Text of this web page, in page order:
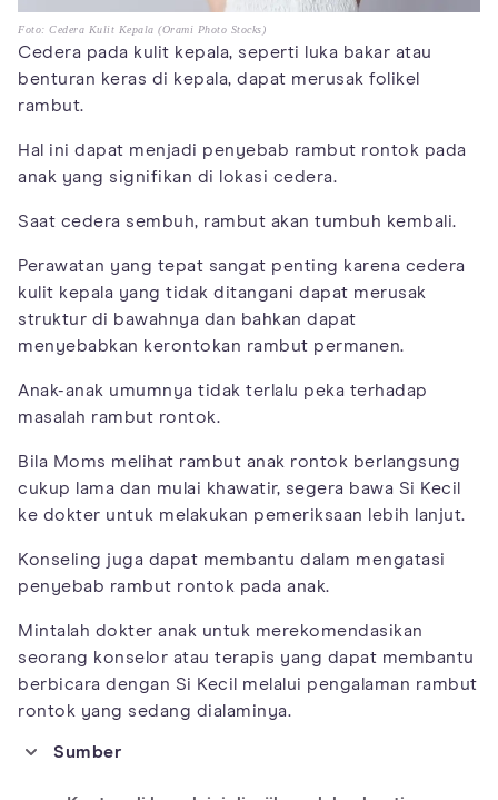
Foto: Cedera Kulit Kepala (Orami Photo Stocks)
Cedera pada kulit kepala, seperti luka bakar atau
benturan keras di kepala, dapat merusak folikel
rambut.
Hal ini dapat menjadi penyebab rambut rontok pada
anak yang signifikan di lokasi cedera.
Saat cedera sembuh, rambut akan tumbuh kembali.
Perawatan yang tepat sangat penting karena cedera
kulit kepala yang tidak ditangani dapat merusak
struktur di bawahnya dan bahkan dapat
menyebabkan kerontokan rambut permanen.
Anak-anak umumnya tidak terlalu peka terhadap
masalah rambut rontok.
Bila Moms melihat rambut anak rontok berlangsung
cukup lama dan mulai khawatir, segera bawa Si Kecil
ke dokter untuk melakukan pemeriksaan lebih lanjut.
Konseling juga dapat membantu dalam mengatasi
penyebab rambut rontok pada anak.
Mintalah dokter anak untuk merekomendasikan
seorang konselor atau terapis yang dapat membantu
berbicara dengan Si Kecil melalui pengalaman rambut
rontok yang sedang dialaminya.
Sumber